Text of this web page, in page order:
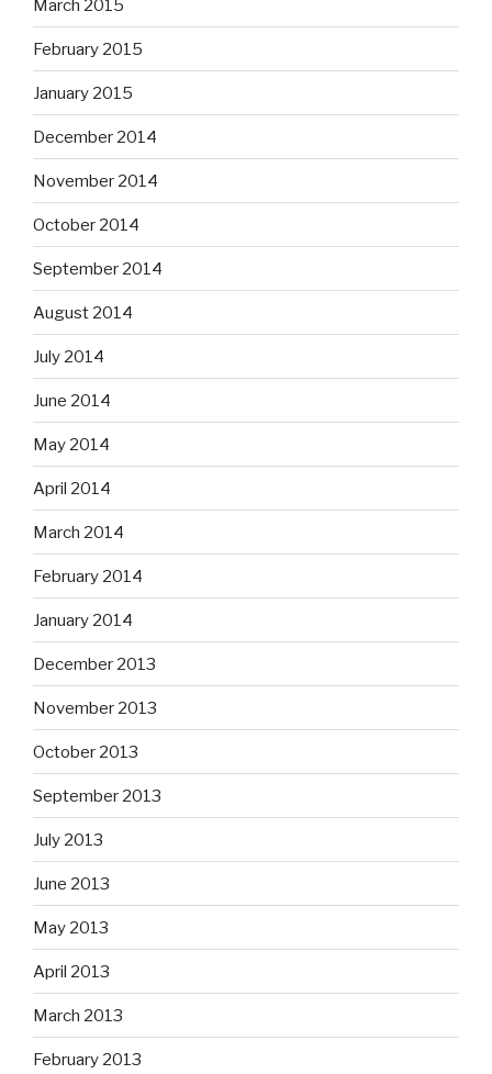
March 2015
February 2015
January 2015
December 2014
November 2014
October 2014
September 2014
August 2014
July 2014
June 2014
May 2014
April 2014
March 2014
February 2014
January 2014
December 2013
November 2013
October 2013
September 2013
July 2013
June 2013
May 2013
April 2013
March 2013
February 2013